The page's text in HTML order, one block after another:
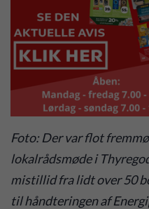
Foto: Der var flot
lokalrådsmøde i
mistillid fra lidt over 50
til håndteringen af